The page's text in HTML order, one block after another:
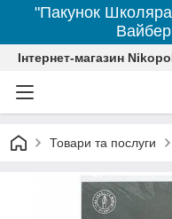
"Пакунок
Інтернет-магазин
Товари та послуги